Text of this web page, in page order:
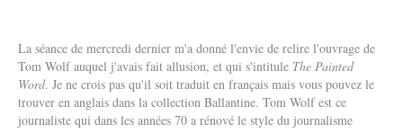
La séance de mercredi dernier m'a donné l'envie de relire l'ouvrage de
Tom Wolf auquel j'avais fait allusion, et qui s'intitule The Painted
Word. Je ne crois pas qu'il soit traduit en français mais vous pouvez le
trouver en anglais dans la collection Ballantine. Tom Wolf est ce
journaliste qui dans les années 70 a rénové le style du journalisme